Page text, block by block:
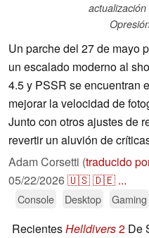
Un parche del 27 de mayo
un escalado moderno al
4.5 y PSSR se encuentran
mejorar la velocidad de
Junto con otros ajustes de
revertir un aluvión de
Adam Corsetti (traducido
05/22/2026🇺🇸🇩🇪 ...
Console Desktop Gaming
RecientesHelldivers2 De